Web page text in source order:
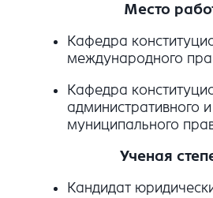
Место
Кафедра
международного
Кафедра
административного и
муниципального
Ученая
Кандидат